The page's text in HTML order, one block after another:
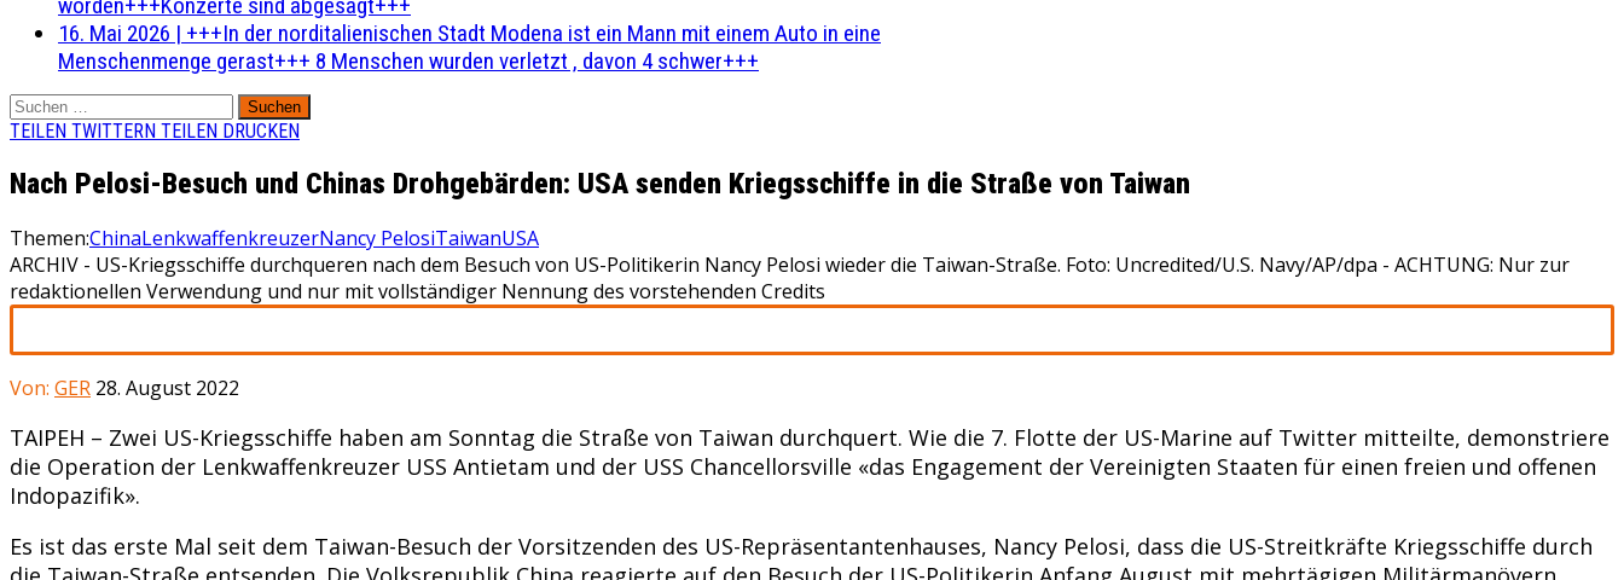
16. Mai 2026 | +++In der norditalienischen Stadt Modena ist ein Mann mit einem Auto in eine
Menschenmenge gerast+++ 8 Menschen wurden verletzt , davon 4 schwer+++
Suchen
nach:
TEILEN TWITTERN TEILEN DRUCKEN
Nach Pelosi-Besuch und Chinas Drohgebärden: USA senden Kriegsschiffe in die Straße von Taiwan
Themen:ChinaLenkwaffenkreuzerNancy PelosiTaiwanUSA
ARCHIV - US-Kriegsschiffe durchqueren nach dem Besuch von US-Politikerin Nancy Pelosi wieder die Taiwan-Straße. Foto: Uncredited/U.S. Navy/AP/dpa - ACHTUNG: Nur zur
redaktionellen Verwendung und nur mit vollständiger Nennung des vorstehenden Credits
Von: GER 28. August 2022
TAIPEH – Zwei US-Kriegsschiffe haben am Sonntag die Straße von Taiwan durchquert. Wie die 7. Flotte der US-Marine auf Twitter mitteilte, demonstriere
die Operation der Lenkwaffenkreuzer USS Antietam und der USS Chancellorsville «das Engagement der Vereinigten Staaten für einen freien und offenen
Indopazifik».
Es ist das erste Mal seit dem Taiwan-Besuch der Vorsitzenden des US-Repräsentantenhauses, Nancy Pelosi, dass die US-Streitkräfte Kriegsschiffe durch